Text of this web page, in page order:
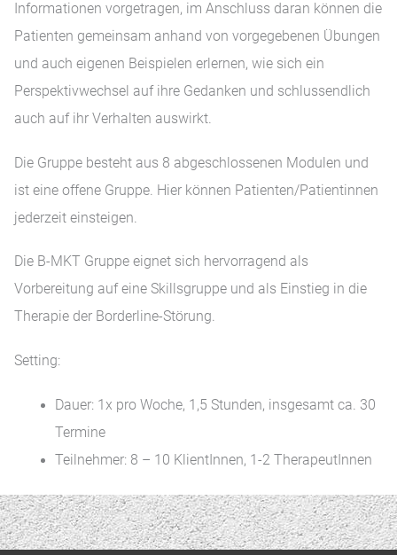
Informationen vorgetragen, im Anschluss daran können die
Patienten gemeinsam anhand von vorgegebenen Übungen
und auch eigenen Beispielen erlernen, wie sich ein
Perspektivwechsel auf ihre Gedanken und schlussendlich
auch auf ihr Verhalten auswirkt.
Die Gruppe besteht aus 8 abgeschlossenen Modulen und
ist eine offene Gruppe. Hier können Patienten/Patientinnen
jederzeit einsteigen.
Die B-MKT Gruppe eignet sich hervorragend als
Vorbereitung auf eine Skillsgruppe und als Einstieg in die
Therapie der Borderline-Störung.
Setting:
Dauer: 1x pro Woche, 1,5 Stunden, insgesamt ca. 30
Termine
Teilnehmer: 8 – 10 KlientInnen, 1-2 TherapeutInnen